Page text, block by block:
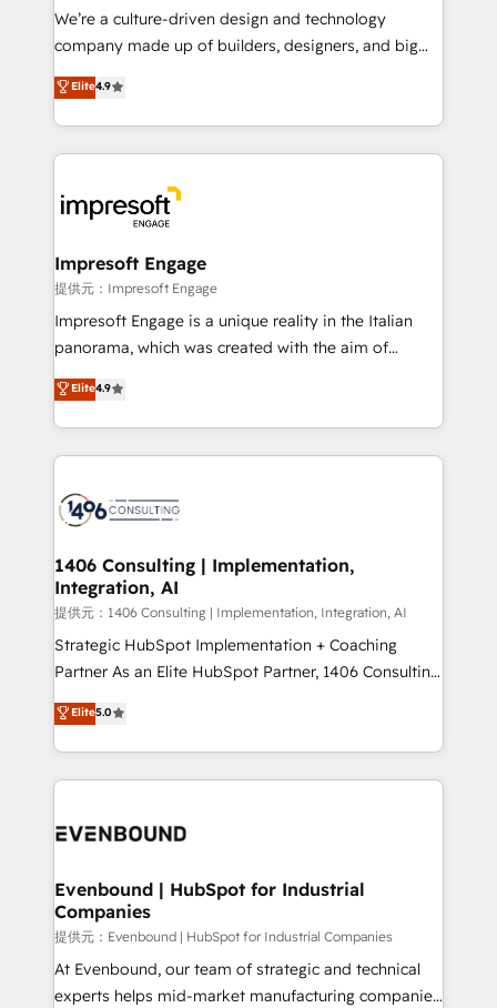
Portuguese, and English to design scalable strategies
that drive measurable growth. 🌎 Highlights: • 10+
Platform Migration Excellence. • Top 3 Partner of the
Year LATAM 2022, 2023, 2024, 2025. • Partner of the
business with HubSpot? Let Cebra’s experts help
you grow faster, smarter, and with impact.
We’re a culture-driven design and technology
company made up of builders, designers, and big
thinkers. We blend strategy, design, and
development—always fueled by curiosity—to turn
ideas, opportunities, and challenges into meaningful
experiences. To us, technology is more than just
and—most importantly—simple. That’s why we lean
into bold ideas and shape them into thoughtful
products and strategies that actually make a
difference.
Elite4.9
Impresoft Engage
提供元：Impresoft Engage
Impresoft Engage is a unique reality in the Italian
panorama, which was created with the aim of
putting Customer Experience at the center by
creating digital environments capable of integrating
people, processes and data. We offer the best
digital solutions on the market, ranging from CRM
marketing automation to online and offline sales
allowing companies to optimize processes and meet
the needs of the customer. We are part of Impresoft
Group, a group of specialized and complementary
companies that divide their offer into 4
Competence Centers: Smart Manufacturing,
The synergies generated by these integrations,
together with the combination of talents, skills,
to accompany companies on their digital
Elite4.9
1406 Consulting | Implementation,
Integration, AI
提供元：1406 Consulting | Implementation, Integration, AI
Strategic HubSpot Implementation + Coaching
Partner As an Elite HubSpot Partner, 1406 Consulting
helps mid-market revenue teams transform how
they sell, market, and serve. We don't just build your
HubSpot—we teach your team to own it, then stay
to help you keep winning. What We Do ⚙️ CRM
Data & Content 📈 Sales & Marketing Alignment +
Agent Creation 🔄 Custom Integrations & Data
Migration Why 1406 We become part of your team.
Your team learns while we build. We fix what others
broke. Built for mid-market reality—practical
solutions that work with your actual headcount and
Elite5.0
Evenbound | HubSpot for Industrial
Companies
提供元：Evenbound | HubSpot for Industrial Companies
At Evenbound, our team of strategic and technical
experts helps mid-market manufacturing companies